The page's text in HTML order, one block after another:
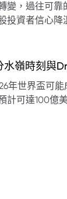
升至每桶110
弱，2026年
變，過往可
投資者信心
交易與市場震
據拉扯：** 經濟數據表現
* **專家預期：** 預計將
決議及後續記者會，被視為短
嶺時刻與
年世界盃可
計可達100億
場業務的拓